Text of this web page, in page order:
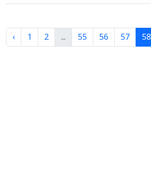
‹ 1 2 ... 55 56 57 58